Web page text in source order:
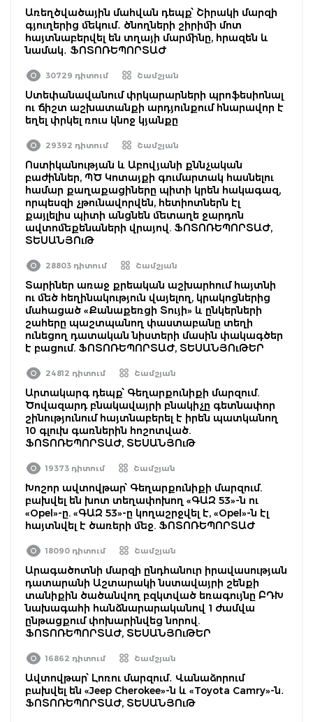
Առեղծվածային մահվան դեպք՝ Շիրակի մարզի
գյուղերից մեկում․ ծնողների շիրիմի մոտ
հայտնաբերվել են տղայի մարմինը, հրազեն և
նամակ․ ՖՈՏՈՌԵՊՈՐՏԱԺ
30729 դիտում Շամշյան
Ստեփանավանում փրկարարների պրոֆեսիոնալ
ու ճիշտ աշխատանքի արդյունքում հնարավոր է
եղել փրկել ռուս կնոջ կյանքը
29392 դիտում Շամշյան
Ոստիկանության և Աբովյանի քննչական
բաժիններ, ՊԾ Կոտայքի գումարտակ հասնելու
համար քաղաքացիները պիտի կրեն հակագազ,
որպեսզի չթունավորվեն, հետիոտներն էլ
քայլելիս պիտի անցնեն մետաղե ջարդոն
ավտոմեքենաների վրայով. ՖՈՏՈՌԵՊՈՐՏԱԺ,
ՏԵՍԱՆՅՈւԹ
28803 դիտում Շամշյան
Տարիներ առաջ քրեական աշխարհում հայտնի
ու մեծ հեղինակություն վայելող, կրակոցներից
մահացած «Քանաքեռցի Տույի» և ընկերների
շահերը պաշտպանող փաստաբանը տեղի
ունեցող դատական նիստերի մասին փակագծեր
է բացում. ՖՈՏՈՌԵՊՈՐՏԱԺ, ՏԵՍԱՆՅՈւԹԵՐ
24812 դիտում Շամշյան
Արտակարգ դեպք՝ Գեղարքունիքի մարզում.
Ծովազարդ բնակավայրի բնակիչը գետնափոր
շինությունում հայտնաբերել է իրեն պատկանող
10 գլուխ գառներին հոշոտված.
ՖՈՏՈՌԵՊՈՐՏԱԺ, ՏԵՍԱՆՅՈւԹ
19373 դիտում Շամշյան
Խոշոր ավտովթար՝ Գեղարքունիքի մարզում.
բախվել են խոտ տեղափոխող «ԳԱԶ 53»-ն ու
«Opel»-ը. «ԳԱԶ 53»-ը կողաշրջվել է, «Opel»-ն էլ
հայտնվել է ծառերի մեջ. ՖՈՏՈՌԵՊՈՐՏԱԺ
18090 դիտում Շամշյան
Արագածոտնի մարզի ընդհանուր իրավասության
դատարանի Աշտարակի նստավայրի շենքի
տանիքին ծածանվող բզկտված եռագույնը ԲԴԽ
նախագահի հանձնարարականով 1 ժամվա
ընթացքում փոխարինվեց նորով.
ՖՈՏՈՌԵՊՈՐՏԱԺ, ՏԵՍԱՆՅՈւԹԵՐ
16862 դիտում Շամշյան
Ավտովթար՝ Լոռու մարզում․ Վանաձորում
բախվել են «Jeep Cherokee»-ն և «Toyota Camry»-ն․
ՖՈՏՈՌԵՊՈՐՏԱԺ, ՏԵՍԱՆՅՈւԹ